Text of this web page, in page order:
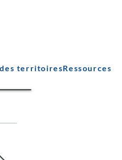
des territoiresRessources